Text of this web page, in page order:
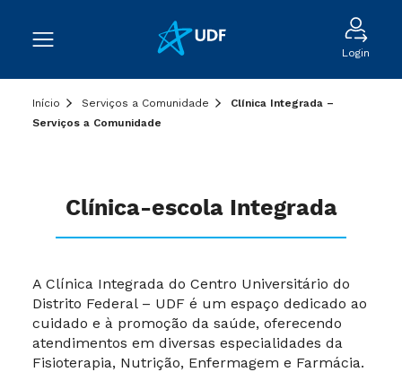
Login
Início Serviços a Comunidade
Clínica Integrada –
Serviços a Comunidade
Clínica-escola Integrada
A Clínica Integrada do Centro Universitário do
Distrito Federal – UDF é um espaço dedicado ao
cuidado e à promoção da saúde, oferecendo
atendimentos em diversas especialidades da
Fisioterapia, Nutrição, Enfermagem e Farmácia.